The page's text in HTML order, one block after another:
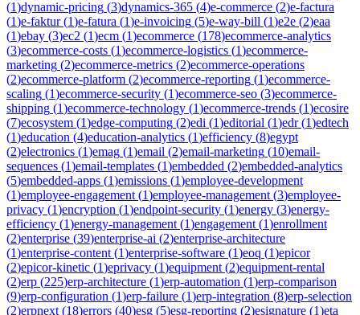
(1)dynamic-pricing (3)dynamics-365 (4)e-commerce (2)e-factura
(1)e-faktur(1)e-fatura (1)e-invoicing (5)e-way-bill (1)e2e (2)eaa
(1)ebay (3)ec2 (1)ecm (1)ecommerce (178)ecommerce-analytics
(3)ecommerce-costs (1)ecommerce-logistics (1)ecommerce-
marketing (2)ecommerce-metrics (2)ecommerce-operations
(2)ecommerce-platform (2)ecommerce-reporting (1)ecommerce-
scaling (1)ecommerce-security (1)ecommerce-seo (3)ecommerce-
shipping (1)ecommerce-technology (1)ecommerce-trends (1)ecosire
(7)ecosystem (1)edge-computing (2)edi (1)editorial (1)edr(1)edtech
(1)education (4)education-analytics (1)efficiency (8)egypt
(2)electronics (1)emag (1)email (2)email-marketing (10)email-
sequences (1)email-templates (1)embedded (2)embedded-analytics
(5)embedded-apps (1)emissions (1)employee-development
(1)employee-engagement (1)employee-management (3)employee-
privacy (1)encryption (1)endpoint-security (1)energy (3)energy-
efficiency (1)energy-management (1)engagement (1)enrollment
(2)enterprise (39)enterprise-ai (2)enterprise-architecture
(1)enterprise-content (1)enterprise-software (1)eoq (1)epicor
(2)epicor-kinetic (1)eprivacy (1)equipment (2)equipment-rental
(2)erp (225)erp-architecture (1)erp-automation (1)erp-comparison
(9)erp-configuration (1)erp-failure (1)erp-integration (8)erp-selection
(2)erpnext (18)errors (40)esg (5)esg-reporting (2)esignature (1)eta